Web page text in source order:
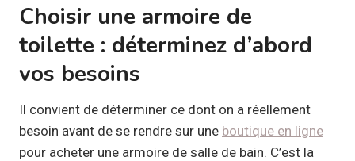
Choisir une armoire de
toilette : déterminez d’abord
vos besoins
Il convient de déterminer ce dont on a réellement
besoin avant de se rendre sur une boutique en ligne
pour acheter une armoire de salle de bain. C’est la